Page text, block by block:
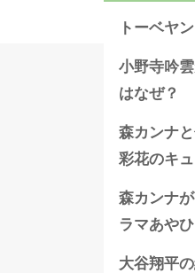
トーベヤ
小野寺吟
はなぜ？
森カンナ
彩花のキ
森カンナ
ラマあや
大谷翔平